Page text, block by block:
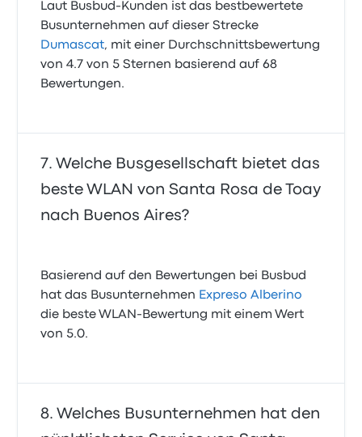
Laut Busbud-Kunden ist das bestbewertete
Busunternehmen auf dieser Strecke
Dumascat, mit einer Durchschnittsbewertung
von 4.7 von 5 Sternen basierend auf 68
Bewertungen.
Welche Busgesellschaft bietet das
beste WLAN von Santa Rosa de Toay
nach Buenos Aires?
Basierend auf den Bewertungen bei Busbud
hat das Busunternehmen Expreso Alberino
die beste WLAN-Bewertung mit einem Wert
von 5.0.
Welches Busunternehmen hat den